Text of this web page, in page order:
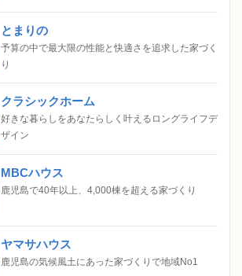
とまりの
予算の中で最大限の性能と快適さを追求した家づく
り
クラシックホーム
好きな暮らしをあなたらしく叶えるロングライフデ
ザイン
MBCハウス
鹿児島で40年以上、4,000棟を超える家づくり
ヤマサハウス
鹿児島の気候風土にあった家づくりで地域No1